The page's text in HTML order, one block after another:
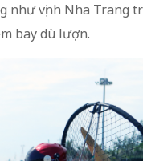
vịnh Nha Trang
bay dù lượn.